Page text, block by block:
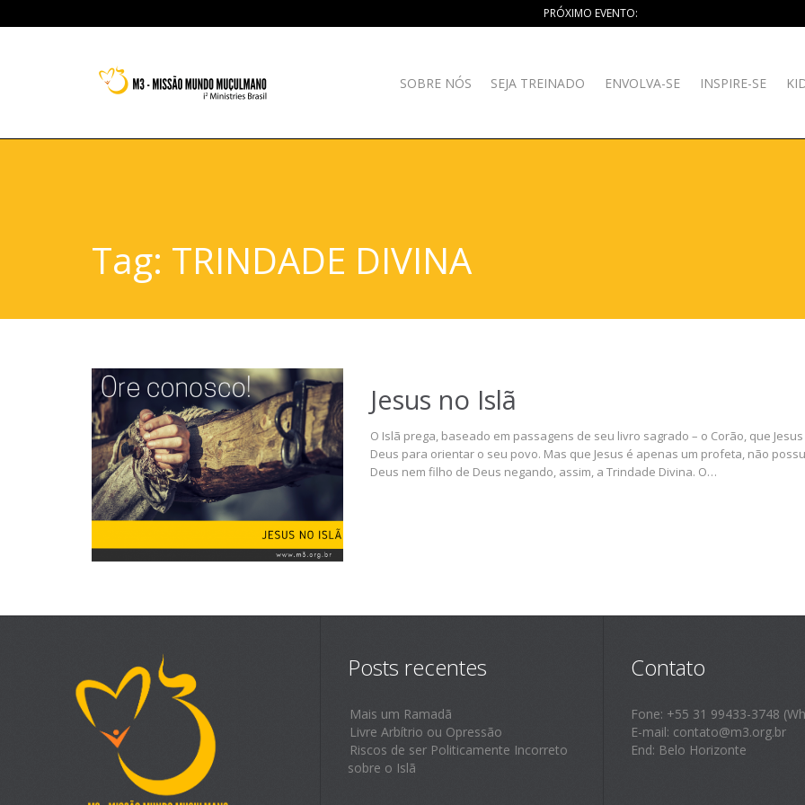
PRÓXIMO EVENTO:
SOBRE NÓS SEJA TREINADO ENVOLVA-SE INSPIRE-SE
Tag: TRINDADE DIVINA
Jesus no Islã
O Islã prega, baseado em passagens de seu livro sagrado – o Corão, que
Deus para orientar o seu povo. Mas que Jesus é apenas um profeta, não
Deus nem filho de Deus negando, assim, a Trindade Divina. O…
Posts recentes
Mais um Ramadã
Livre Arbítrio ou Opressão
Riscos de ser Politicamente Incorreto
sobre o Islã
Contato
Fone: +55 31 99433-3748
E-mail: contato@m3.org.br
End: Belo Horizonte